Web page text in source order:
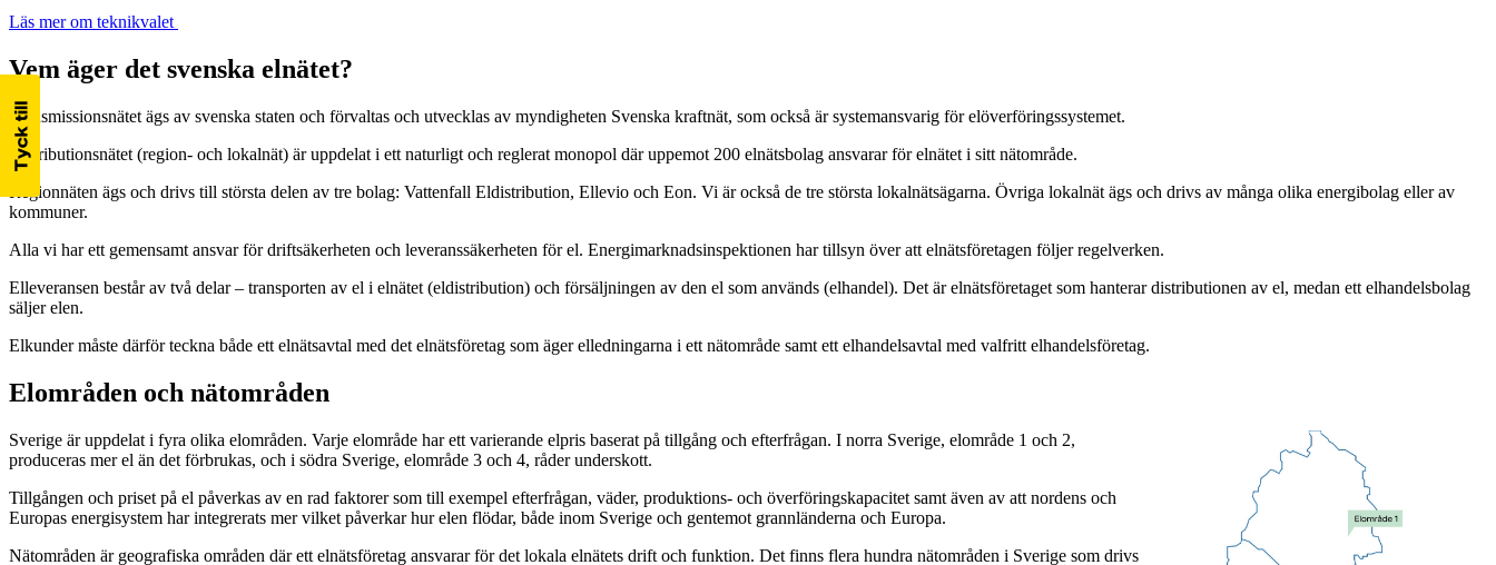
Läs mer om teknikvalet
Vem äger det svenska elnätet?
Transmissionsnätet ägs av svenska staten och förvaltas och utvecklas av myndigheten Svenska kraftnät, som också är systemansvarig för elöverföringssystemet.
Distributionsnätet (region- och lokalnät) är uppdelat i ett naturligt och reglerat monopol där uppemot 200 elnätsbolag ansvarar för elnätet i sitt nätområde.
Regionnäten ägs och drivs till största delen av tre bolag: Vattenfall Eldistribution, Ellevio och Eon. Vi är också de tre största lokalnätsägarna. Övriga lokalnät ägs och drivs av många olika energibolag eller av
kommuner.
Alla vi har ett gemensamt ansvar för driftsäkerheten och leveranssäkerheten för el. Energimarknadsinspektionen har tillsyn över att elnätsföretagen följer regelverken.
Elleveransen består av två delar – transporten av el i elnätet (eldistribution) och försäljningen av den el som används (elhandel). Det är elnätsföretaget som hanterar distributionen av el, medan ett elhandelsbolag
säljer elen.
Elkunder måste därför teckna både ett elnätsavtal med det elnätsföretag som äger elledningarna i ett nätområde samt ett elhandelsavtal med valfritt elhandelsföretag.
Elområden och nätområden
Sverige är uppdelat i fyra olika elområden. Varje elområde har ett varierande elpris baserat på tillgång och efterfrågan. I norra Sverige, elområde 1 och 2,
produceras mer el än det förbrukas, och i södra Sverige, elområde 3 och 4, råder underskott.
Tillgången och priset på el påverkas av en rad faktorer som till exempel efterfrågan, väder, produktions- och överföringskapacitet samt även av att nordens och
Europas energisystem har integrerats mer vilket påverkar hur elen flödar, både inom Sverige och gentemot grannländerna och Europa.
Nätområden är geografiska områden där ett elnätsföretag ansvarar för det lokala elnätets drift och funktion. Det finns flera hundra nätområden i Sverige som drivs